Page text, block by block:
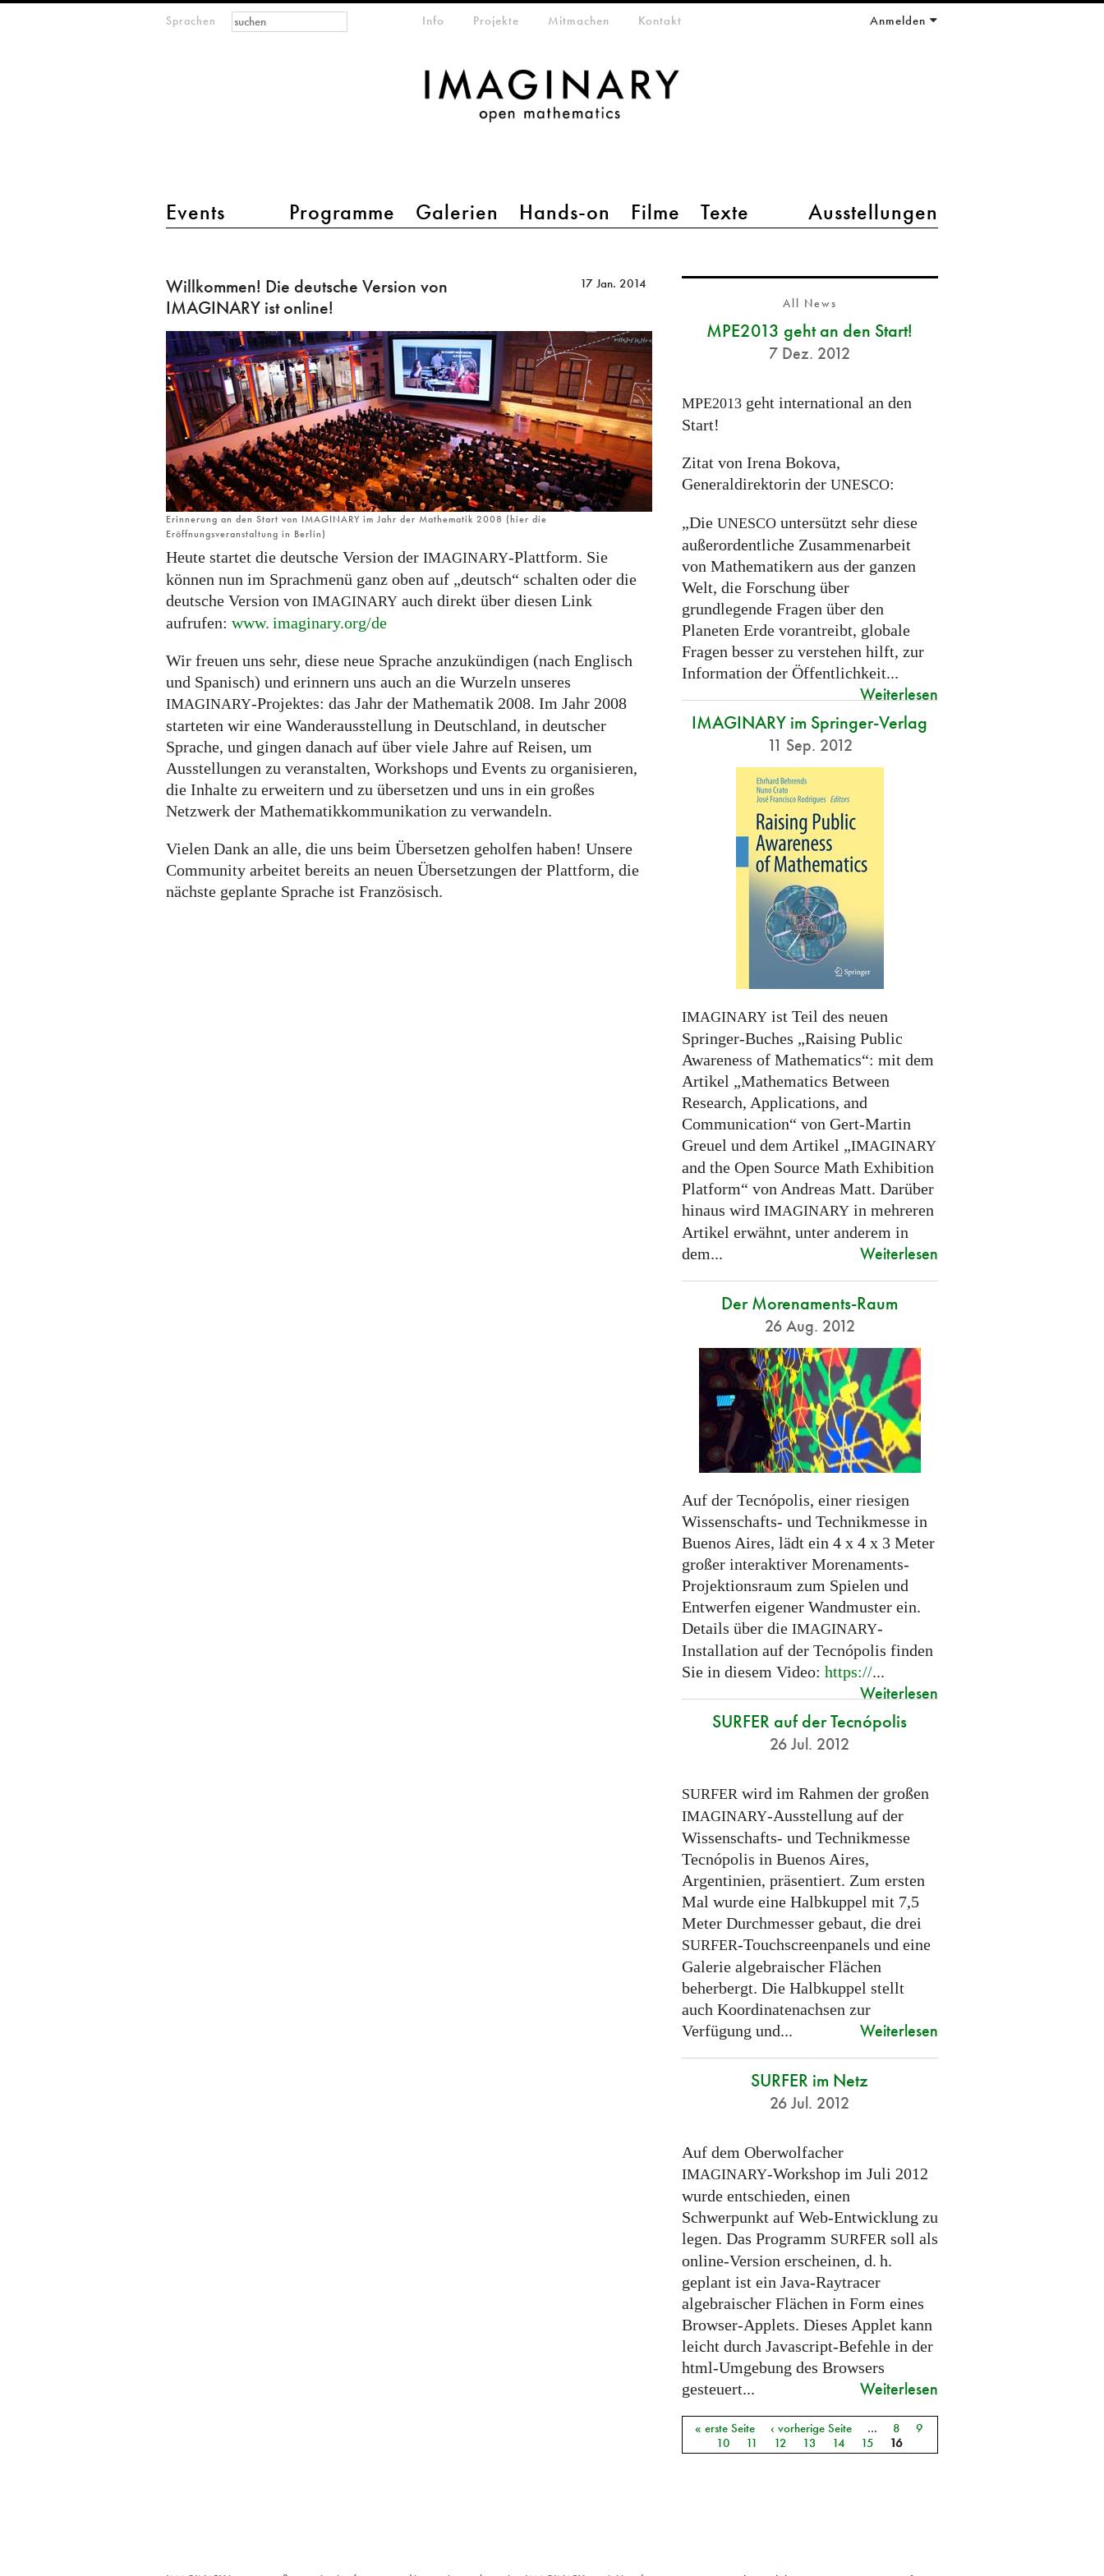
Sprachen
Hauptmenü 2
Events Programme Galerien Hands-on Filme Texte Ausstellungen
Info Projekte Mitmachen Kontakt Anmelden
Suchformular
Suche
Die
deutsche
Version
von
IMAGINARY
ist
online!
Willkommen! Die deutsche Version von
IMAGINARY ist online!
17 Jan. 2014
Erinnerung an den Start von IMAGINARY im Jahr der Mathematik 2008 (hier die
Eröffnungsveranstaltung in Berlin)
Heute startet die deutsche Version der IMAGINARY-Plattform. Sie
können nun im Sprachmenü ganz oben auf „deutsch“ schalten oder die
deutsche Version von IMAGINARY auch direkt über diesen Link
aufrufen: www. imaginary.org/de
Wir freuen uns sehr, diese neue Sprache anzukündigen (nach Englisch
und Spanisch) und erinnern uns auch an die Wurzeln unseres
IMAGINARY-Projektes: das Jahr der Mathematik 2008. Im Jahr 2008
starteten wir eine Wanderausstellung in Deutschland, in deutscher
Sprache, und gingen danach auf über viele Jahre auf Reisen, um
Ausstellungen zu veranstalten, Workshops und Events zu organisieren,
die Inhalte zu erweitern und zu übersetzen und uns in ein großes
Netzwerk der Mathematikkommunikation zu verwandeln.
Vielen Dank an alle, die uns beim Übersetzen geholfen haben! Unsere
Community arbeitet bereits an neuen Übersetzungen der Plattform, die
nächste geplante Sprache ist Französisch.
All News
MPE2013 geht an den Start!
7 Dez. 2012
MPE2013geht international an den
Start!
Zitat von Irena Bokova,
Generaldirektorin der UNESCO:
„Die UNESCOuntersützt sehr diese
außerordentliche Zusammenarbeit
von Mathematikern aus der ganzen
Welt, die Forschung über
grundlegende Fragen über den
Planeten Erde vorantreibt, globale
Fragen besser zu verstehen hilft, zur
Information der Öffentlichkeit...
Weiterlesen
IMAGINARY im Springer-Verlag
11 Sep. 2012
IMAGINARYist Teil des neuen
Springer-Buches „Raising Public
Awareness of Mathematics“: mit dem
Artikel „Mathematics Between
Research, Applications, and
Communication“ von Gert-Martin
Greuel und dem Artikel „IMAGINARY
and the Open Source Math Exhibition
Platform“ von Andreas Matt. Darüber
hinaus wird IMAGINARYin mehreren
Artikel erwähnt, unter anderem in
dem...
Weiterlesen
Der Morenaments-Raum
26 Aug. 2012
Auf der Tecnópolis, einer riesigen
Wissenschafts- und Technikmesse in
Buenos Aires, lädt ein 4 x 4 x 3 Meter
großer interaktiver Morenaments-
Projektionsraum zum Spielen und
Entwerfen eigener Wandmuster ein.
Details über die IMAGINARY-
Installation auf der Tecnópolis finden
Sie in diesem Video: https://...
Weiterlesen
SURFER auf der Tecnópolis
26 Jul. 2012
SURFER wird im Rahmen der großen
IMAGINARY-Ausstellung auf der
Wissenschafts- und Technikmesse
Tecnópolis in Buenos Aires,
Argentinien, präsentiert. Zum ersten
Mal wurde eine Halbkuppel mit 7,5
Meter Durchmesser gebaut, die drei
SURFER-Touchscreenpanels und eine
Galerie algebraischer Flächen
beherbergt. Die Halbkuppel stellt
auch Koordinatenachsen zur
Verfügung und...
Weiterlesen
SURFER im Netz
26 Jul. 2012
Auf dem Oberwolfacher
IMAGINARY-Workshop im Juli 2012
wurde entschieden, einen
Schwerpunkt auf Web-Entwicklung zu
legen. Das Programm SURFER soll als
online-Version erscheinen, d. h.
geplant ist ein Java-Raytracer
algebraischer Flächen in Form eines
Browser-Applets. Dieses Applet kann
leicht durch Javascript-Befehle in der
html-Umgebung des Browsers
gesteuert...
Weiterlesen
Seiten
« erste Seite ‹ vorherige Seite … 8
9
10
11 12 13 14 15 16